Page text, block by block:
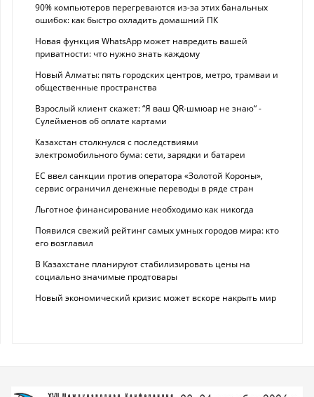
90% компьютеров перегреваются из-за этих банальных
ошибок: как быстро охладить домашний ПК
Новая функция WhatsApp может навредить вашей
приватности: что нужно знать каждому
Новый Алматы: пять городских центров, метро, трамваи и
общественные пространства
Взрослый клиент скажет: “Я ваш QR-шмюар не знаю“ -
Сулейменов об оплате картами
Казахстан столкнулся с последствиями
электромобильного бума: сети, зарядки и батареи
ЕС ввел санкции против оператора «Золотой Короны»,
сервис ограничил денежные переводы в ряде стран
Льготное финансирование необходимо как никогда
Появился свежий рейтинг самых умных городов мира: кто
его возглавил
В Казахстане планируют стабилизировать цены на
социально значимые продтовары
Новый экономический кризис может вскоре накрыть мир